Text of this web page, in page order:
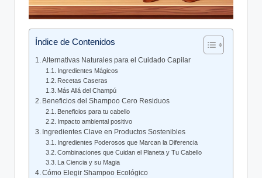
Índice de Contenidos
Alternativas Naturales para el Cuidado Capilar
Ingredientes Mágicos
Recetas Caseras
Más Allá del Champú
Beneficios del Shampoo Cero Residuos
Beneficios para tu cabello
Impacto ambiental positivo
Ingredientes Clave en Productos Sostenibles
Ingredientes Poderosos que Marcan la Diferencia
Combinaciones que Cuidan el Planeta y Tu Cabello
La Ciencia y su Magia
Cómo Elegir Shampoo Ecológico